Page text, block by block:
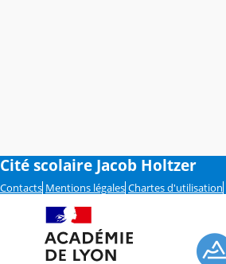
Cité scolaire Jacob Holtzer
Contacts Mentions légales Chartes d'utilisation